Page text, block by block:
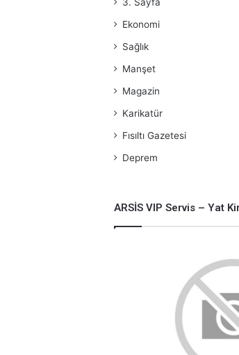
Ekonomi
Sağlık
Manşet
Magazin
Karikatür
Fısıltı Gazetesi
Deprem
ARSİS VIP Servis – Yat